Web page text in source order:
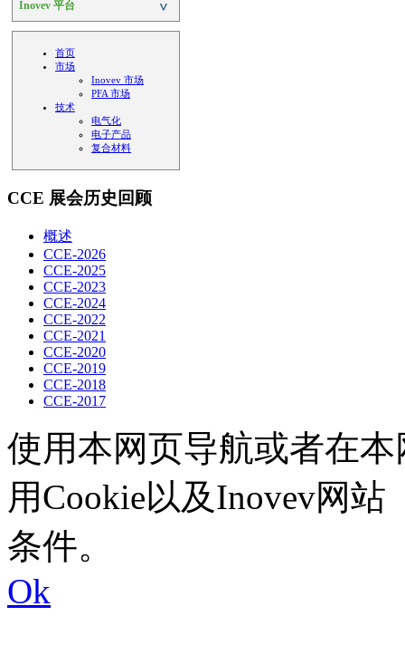
Inovev 平台 >
首页
市场
Inovev 市场
PFA 市场
技术
电⽓化
电⼦产品
复合材料
CCE 展会历史回顾
概述
CCE-2026
CCE-2025
CCE-2023
CCE-2024
CCE-2022
CCE-2021
CCE-2020
CCE-2019
CCE-2018
CCE-2017
使用本网页导航或者在
用Cookie以及Inovev网站
条件。
Ok